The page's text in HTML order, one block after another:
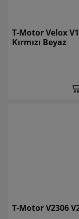
T-Motor Velox
Kırmızı Beyaz
T-Motor V2306